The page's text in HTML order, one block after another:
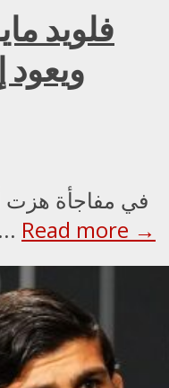
فلويد
ويعود
في مفاجأة هزت
الأسطورة الأمريكي فلويد... Read more →